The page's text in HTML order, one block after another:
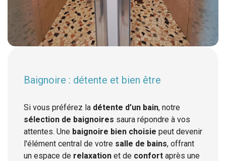
Baignoire : détente et bien être
Si vous préférez la détente d’un bain, notre
sélection de baignoires saura répondre à vos
attentes. Une baignoire bien choisie peut devenir
l'élément central de votre salle de bains, offrant
un espace de relaxation et de confort après une